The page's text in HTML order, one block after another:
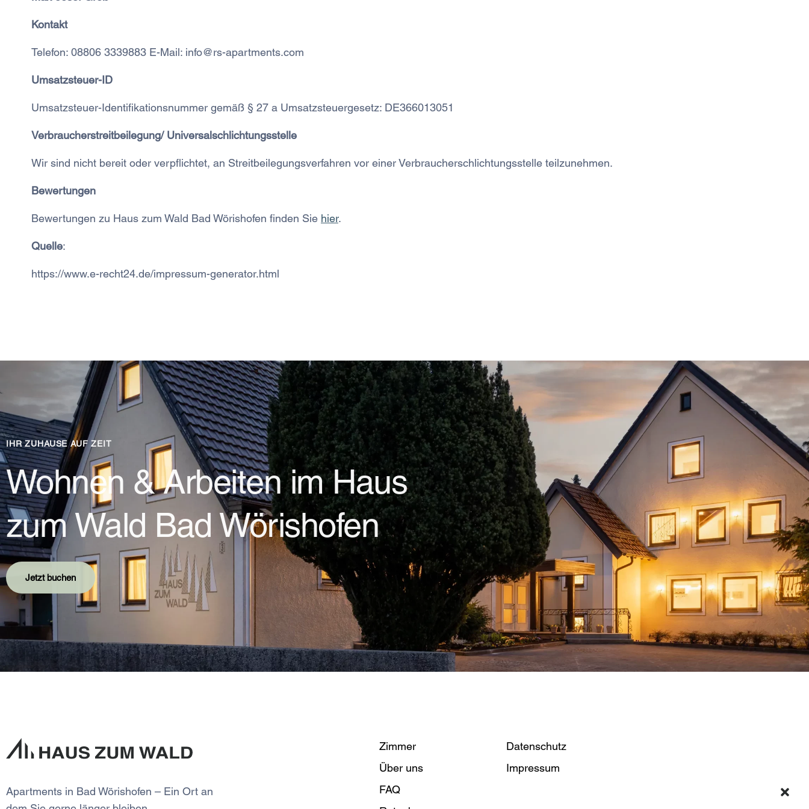
Kontakt
Telefon: 08806 3339883 E-Mail: info@rs-apartments.com
Umsatzsteuer-ID
Umsatzsteuer-Identifikationsnummer gemäß § 27 a Umsatzsteuergesetz: DE366013051
Verbraucherstreitbeilegung/ Universalschlichtungsstelle
Wir sind nicht bereit oder verpflichtet, an Streitbeilegungsverfahren vor einer Verbraucherschlichtungsstelle teilzunehmen.
Bewertungen
Bewertungen zu Haus zum Wald Bad Wörishofen finden Sie hier.
Quelle:
https://www.e-recht24.de/impressum-generator.html
IHR ZUHAUSE AUF ZEIT
Wohnen & Arbeiten im Haus
zum Wald Bad Wörishofen
Jetzt buchen
Apartments in Bad Wörishofen – Ein Ort an
Zimmer
Über uns
FAQ
Datenschutz
Impressum